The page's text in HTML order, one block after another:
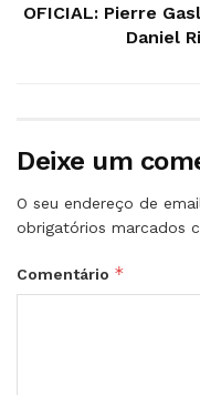
OFICIAL: Pierre
Daniel
Deixe um
O seu endereço de
obrigatórios marcados
Comentário *